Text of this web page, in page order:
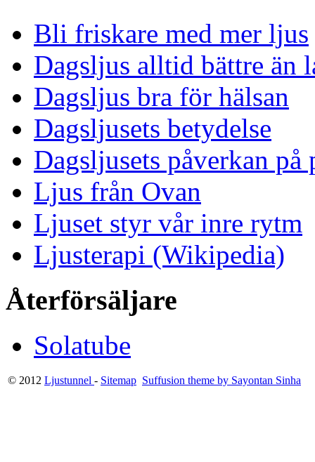
Bli friskare med mer ljus
Dagsljus alltid bättre än
Dagsljus bra för hälsan
Dagsljusets betydelse
Dagsljusets påverkan på
Ljus från Ovan
Ljuset styr vår inre rytm
Ljusterapi (Wikipedia)
Återförsäljare
Solatube
© 2012 Ljustunnel - Sitemap Suffusion theme by Sayontan Sinha